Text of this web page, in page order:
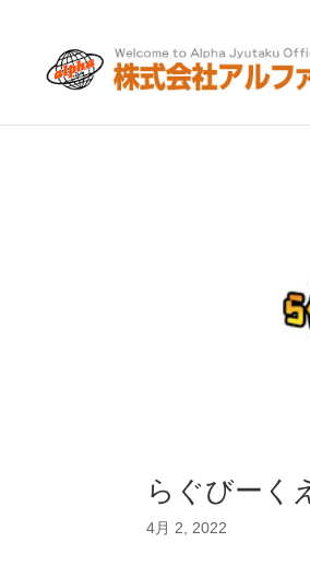
らぐびー
4月 2, 2022